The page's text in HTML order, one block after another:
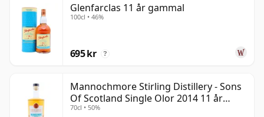
Glenfarclas 11 år gammal
100cl • 46%
695 kr ?
Mannochmore Stirling Distillery - Sons
Of Scotland Single Olor 2014 11 år
gammal
70cl • 50%